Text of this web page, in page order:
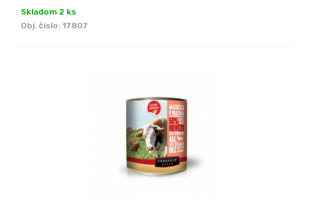
Skladom 2 ks
Obj. čislo: 17807